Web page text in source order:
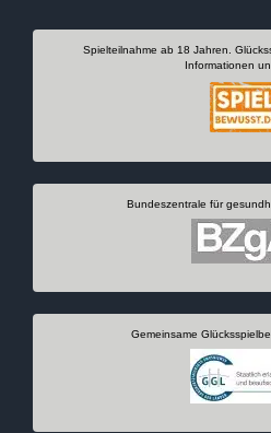
Spielteilnahme ab 18 Jahren.
Informationen
Bundeszentrale für
Gemeinsame